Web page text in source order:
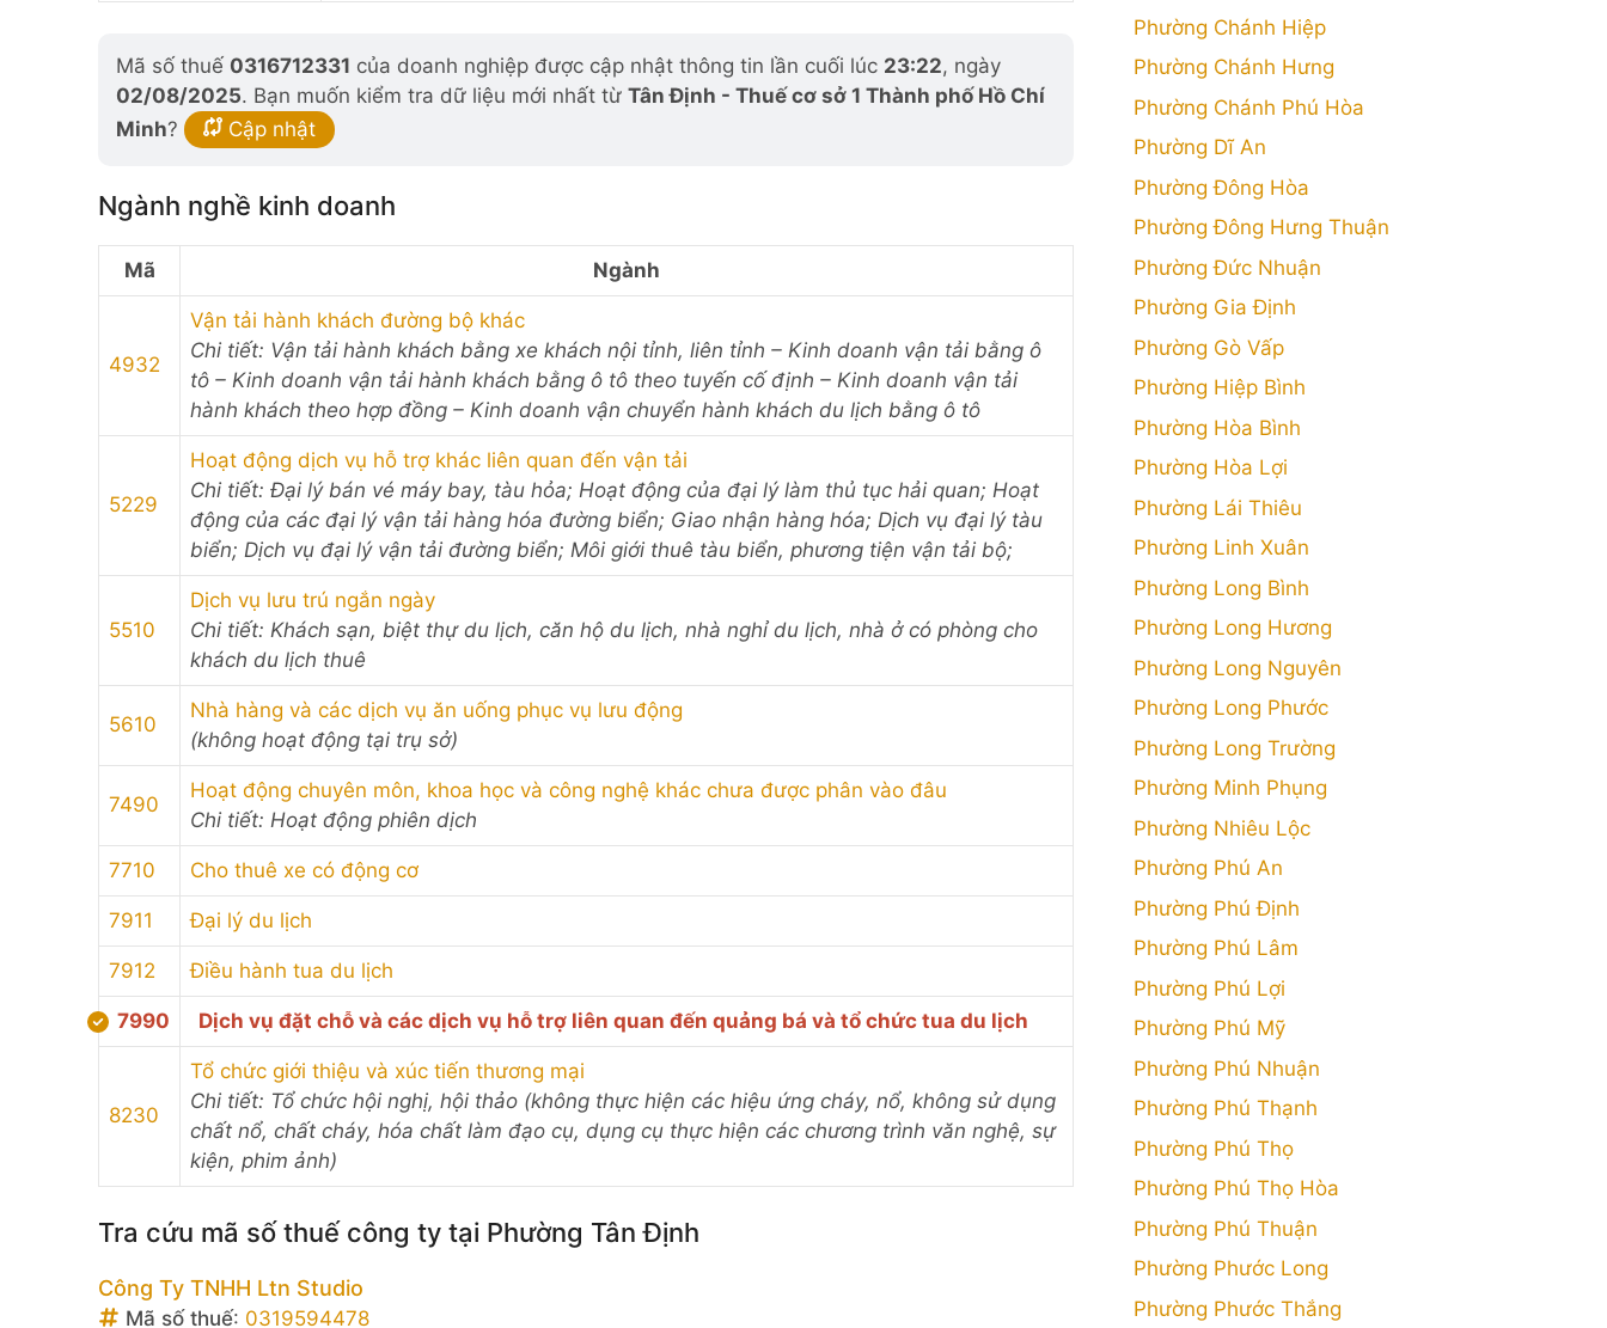
Mã số thuế 0316712331 của doanh nghiệp được cập nhật thông tin lần cuối lúc 23:22, ngày
02/08/2025. Bạn muốn kiểm tra dữ liệu mới nhất từ Tân Định - Thuế cơ sở 1 Thành phố Hồ Chí
Minh? Cập nhật
Ngành nghề kinh doanh
Mã Ngành
4932
Vận tải hành khách đường bộ khác
Chi tiết: Vận tải hành khách bằng xe khách nội tỉnh, liên tỉnh – Kinh doanh vận tải bằng ô
tô – Kinh doanh vận tải hành khách bằng ô tô theo tuyến cố định – Kinh doanh vận tải
hành khách theo hợp đồng – Kinh doanh vận chuyển hành khách du lịch bằng ô tô
5229
Hoạt động dịch vụ hỗ trợ khác liên quan đến vận tải
Chi tiết: Đại lý bán vé máy bay, tàu hỏa; Hoạt động của đại lý làm thủ tục hải quan; Hoạt
động của các đại lý vận tải hàng hóa đường biển; Giao nhận hàng hóa; Dịch vụ đại lý tàu
biển; Dịch vụ đại lý vận tải đường biển; Môi giới thuê tàu biển, phương tiện vận tải bộ;
5510
Dịch vụ lưu trú ngắn ngày
Chi tiết: Khách sạn, biệt thự du lịch, căn hộ du lịch, nhà nghỉ du lịch, nhà ở có phòng cho
khách du lịch thuê
5610
Nhà hàng và các dịch vụ ăn uống phục vụ lưu động
(không hoạt động tại trụ sở)
7490
Hoạt động chuyên môn, khoa học và công nghệ khác chưa được phân vào đâu
Chi tiết: Hoạt động phiên dịch
7710 Cho thuê xe có động cơ
7911 Đại lý du lịch
7912 Điều hành tua du lịch
7990 Dịch vụ đặt chỗ và các dịch vụ hỗ trợ liên quan đến quảng bá và tổ chức tua du lịch
8230
Tổ chức giới thiệu và xúc tiến thương mại
Chi tiết: Tổ chức hội nghị, hội thảo (không thực hiện các hiệu ứng cháy, nổ, không sử dụng
chất nổ, chất cháy, hóa chất làm đạo cụ, dụng cụ thực hiện các chương trình văn nghệ, sự
kiện, phim ảnh)
Tra cứu mã số thuế công ty tại Phường Tân Định
Công Ty TNHH Ltn Studio
Mã số thuế: 0319594478
Phường Chánh Hiệp
Phường Chánh Hưng
Phường Chánh Phú Hòa
Phường Dĩ An
Phường Đông Hòa
Phường Đông Hưng Thuận
Phường Đức Nhuận
Phường Gia Định
Phường Gò Vấp
Phường Hiệp Bình
Phường Hòa Bình
Phường Hòa Lợi
Phường Lái Thiêu
Phường Linh Xuân
Phường Long Bình
Phường Long Hương
Phường Long Nguyên
Phường Long Phước
Phường Long Trường
Phường Minh Phụng
Phường Nhiêu Lộc
Phường Phú An
Phường Phú Định
Phường Phú Lâm
Phường Phú Lợi
Phường Phú Mỹ
Phường Phú Nhuận
Phường Phú Thạnh
Phường Phú Thọ
Phường Phú Thọ Hòa
Phường Phú Thuận
Phường Phước Long
Phường Phước Thắng